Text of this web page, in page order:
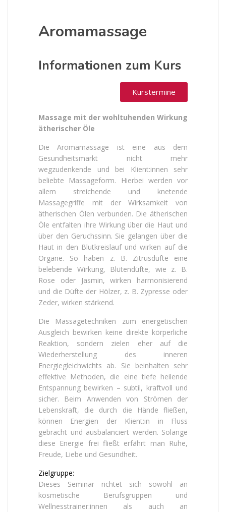
Aromamassage
Informationen zum Kurs
Kurstermine
Massage mit der wohltuhenden Wirkung
ätherischer Öle
Die Aromamassage ist eine aus dem
Gesundheitsmarkt nicht mehr
wegzudenkende und bei Klient:innen sehr
beliebte Massageform. Hierbei werden vor
allem streichende und knetende
Massagegriffe mit der Wirksamkeit von
ätherischen Ölen verbunden. Die ätherischen
Öle entfalten ihre Wirkung über die Haut und
über den Geruchssinn. Sie gelangen über die
Haut in den Blutkreislauf und wirken auf die
Organe. So haben z. B. Zitrusdüfte eine
belebende Wirkung, Blütendüfte, wie z. B.
Rose oder Jasmin, wirken harmonisierend
und die Düfte der Hölzer, z. B. Zypresse oder
Zeder, wirken stärkend.
Die Massagetechniken zum energetischen
Ausgleich bewirken keine direkte körperliche
Reaktion, sondern zielen eher auf die
Wiederherstellung des inneren
Energiegleichwichts ab. Sie beinhalten sehr
effektive Methoden, die eine tiefe heilende
Entspannung bewirken – subtil, kraftvoll und
sicher. Beim Anwenden von Strömen der
Lebenskraft, die durch die Hände fließen,
können Energien der Klient:in in Fluss
gebracht und ausbalanciert werden. Solange
diese Energie frei fließt erfährt man Ruhe,
Freude, Liebe und Gesundheit.
Zielgruppe:
Dieses Seminar richtet sich sowohl an
kosmetische Berufsgruppen und
Wellnesstrainer:innen als auch an